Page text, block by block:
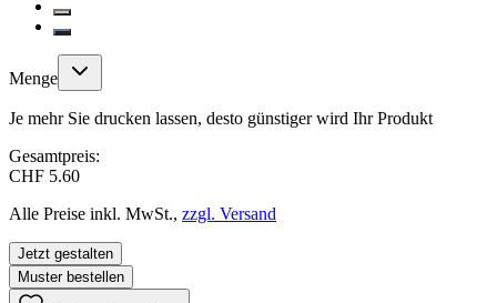
Menge
Je mehr Sie drucken lassen, desto günstiger wird Ihr Produkt
Gesamtpreis:
CHF 5.60
Alle Preise inkl. MwSt., zzgl. Versand
Jetzt gestalten
Muster bestellen